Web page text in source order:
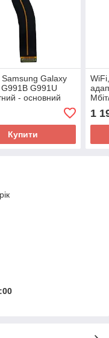
Galaxy
G991U
- основний
Купити
1